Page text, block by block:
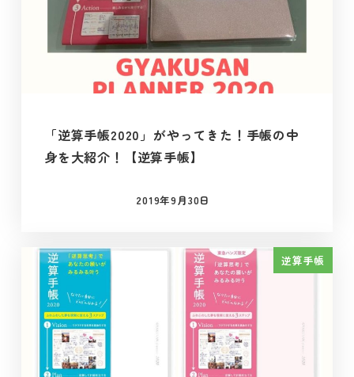
「逆算手帳2020」がやってきた！手帳の中
身を大紹介！【逆算手帳】
投稿日
2019年9月30日
逆算手帳